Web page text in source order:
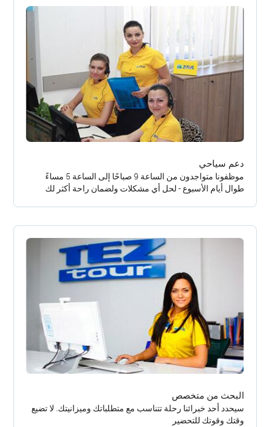
دعم سياحي
موظفونا متواجدون من الساعة 9 صباحًا إلى الساعة 5 مساءً
طوال أيام الأسبوع - لحل أي مشكلات ولضمان راحة أكثر لك
البحث من متخصص
سيحدد أحد خبرائنا رحلة تتناسب مع متطلباتك وميزانيتك. لا تضيع
وقتك وقوتك للتحضير